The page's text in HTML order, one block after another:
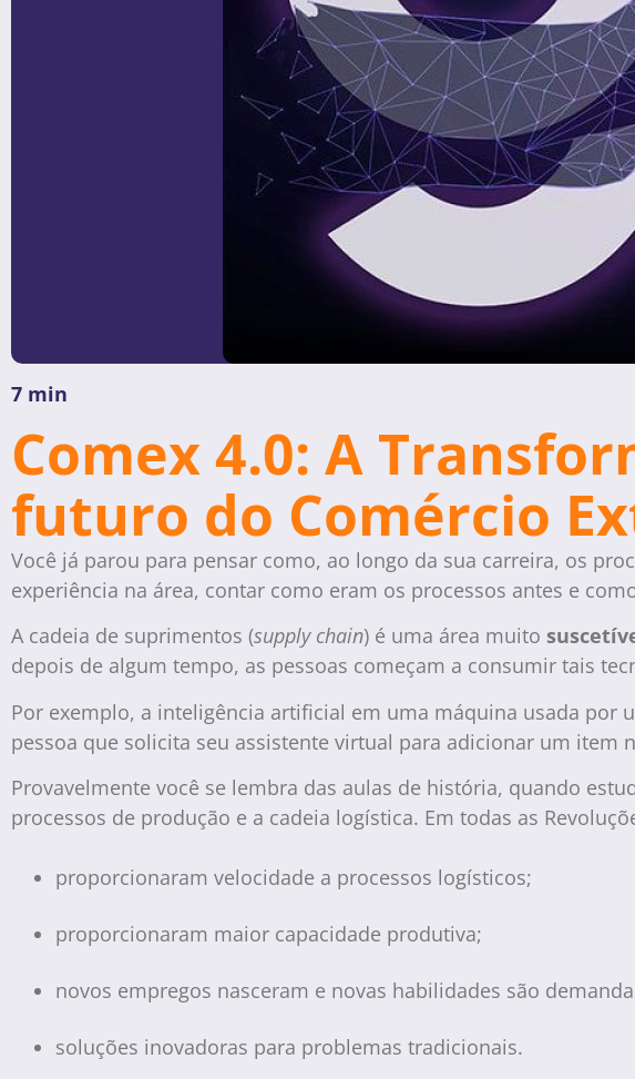
7 min
Comex 4.0: A
futuro do Comércio
Você já parou para pensar como, ao longo da sua carreira, os
experiência na área, contar como eram os processos antes e
A cadeia de suprimentos (supply chain) é uma área muito
depois de algum tempo, as pessoas começam a consumir tais
Por exemplo, a inteligência artificial em uma máquina usada
pessoa que solicita seu assistente virtual para adicionar um item
Provavelmente você se lembra das aulas de história, quando
processos de produção e a cadeia logística. Em todas as
proporcionaram velocidade a processos logísticos;
proporcionaram maior capacidade produtiva;
novos empregos nasceram e novas habilidades são
soluções inovadoras para problemas tradicionais.